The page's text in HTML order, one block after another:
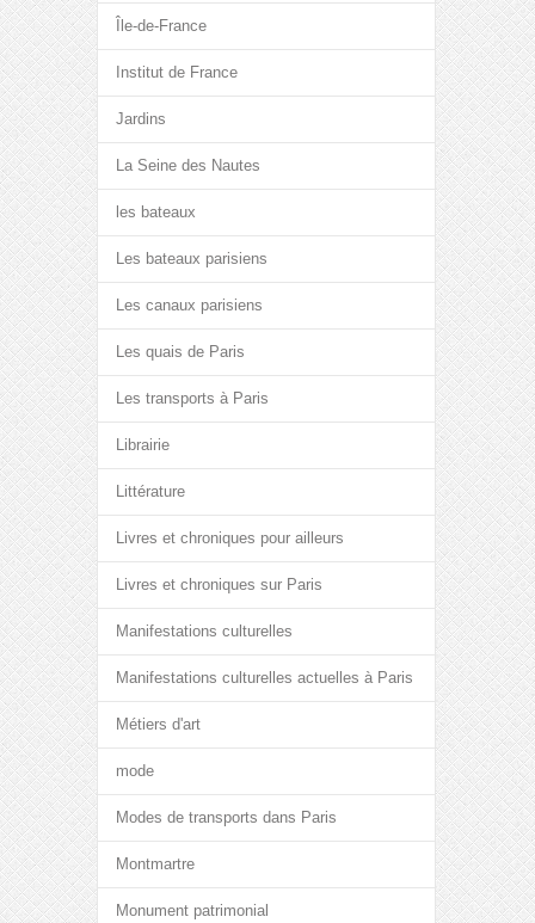
Île-de-France
Institut de France
Jardins
La Seine des Nautes
les bateaux
Les bateaux parisiens
Les canaux parisiens
Les quais de Paris
Les transports à Paris
Librairie
Littérature
Livres et chroniques pour ailleurs
Livres et chroniques sur Paris
Manifestations culturelles
Manifestations culturelles actuelles à Paris
Métiers d'art
mode
Modes de transports dans Paris
Montmartre
Monument patrimonial